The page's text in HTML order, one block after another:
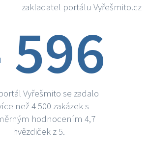
zakladatel portálu Vyřešmito.cz
596
Vyřešmito se zadalo
než 4 500 zakázek s
hodnocením 4,7
hvězdiček z 5.